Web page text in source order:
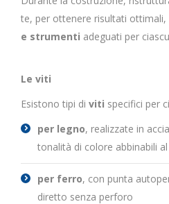
te, per ottenere risultati ottimali,
e strumenti adeguati per
Le viti
Esistono tipi di viti specifici per
per legno, realizzate in
tonalità di colore abbinabili
per ferro, con punta
diretto senza perforo